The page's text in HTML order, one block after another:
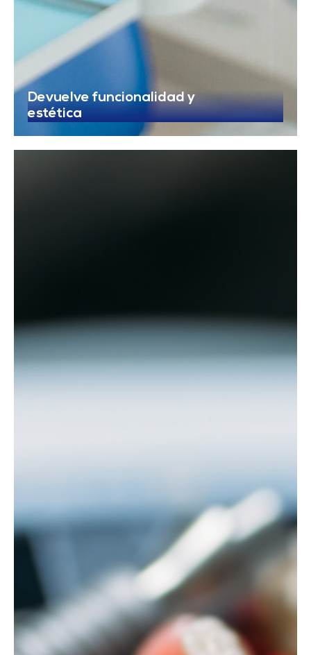
Devuelve funcionalidad y
estética